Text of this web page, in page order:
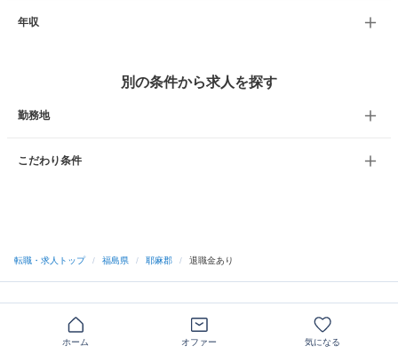
年収
別の条件から求人を探す
勤務地
こだわり条件
転職・求人トップ / 福島県 / 耶麻郡 / 退職金あり
ホーム オファー 気になる
サイトトップへ